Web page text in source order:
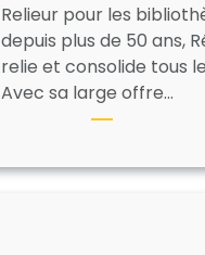
Relieur pour les
depuis plus de 50 ans,
relie et consolide tous
Avec sa large offre…